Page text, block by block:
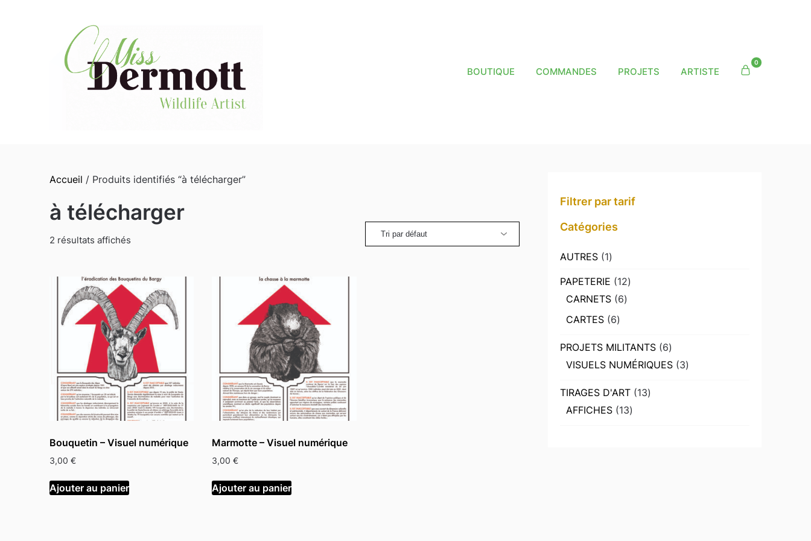
BOUTIQUE COMMANDES PROJETS ARTISTE
0
Accueil / Produits identifiés “à télécharger”
à télécharger
2 résultats affichés
Bouquetin – Visuel numérique
3,00 €
Ajouter au panier
Marmotte – Visuel numérique
3,00€
Ajouter au panier
Filtrer par tarif
Catégories
AUTRES 11
PAPETERIE
1212
CARNETS 66
CARTES 66
PROJETS MILITANTS
66
produits
VISUELS NUMÉRIQUES 33
TIRAGES D'ART
1313
AFFICHES 1313